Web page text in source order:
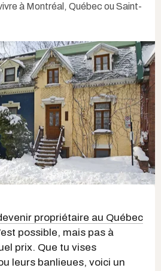
à Montréal, Québec ou Saint-
propriétaire au Québec
possible, mais pas à
prix. Que tu vises
leurs banlieues, voici un